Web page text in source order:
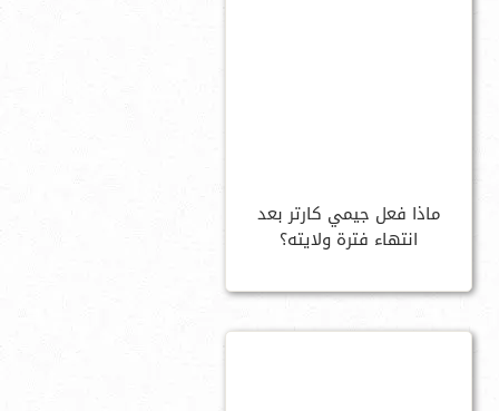
ماذا فعل جيمي كارتر بعد
انتهاء فترة ولايته؟